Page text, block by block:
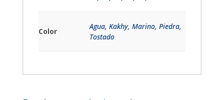
Color
Agua, Kakhy, Marino, Piedra,
Tostado